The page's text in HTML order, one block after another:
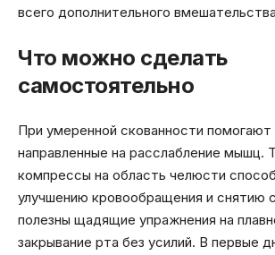
всего дополнительного
Что можно сделать
самостоятельно
При умеренной скованности
направленные на расслабление мышц.
компрессы на область челюсти
улучшению кровообращения и снятию
полезны щадящие упражнения на
закрывание рта без усилий. В первые